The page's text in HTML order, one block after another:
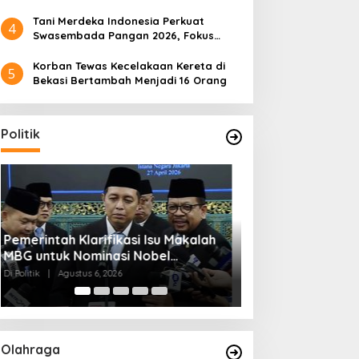
4
Tani Merdeka Indonesia Perkuat
Swasembada Pangan 2026, Fokus
5
Korban Tewas Kecelakaan Kereta di
Bekasi Bertambah Menjadi 16 Orang
Politik
Muktamar NU ke-35 di Jombang,
Panitia Siagakan 3 Posko
Kesehatan 24 Jam
Di Politik | Agustus 6, 2026
Olahraga